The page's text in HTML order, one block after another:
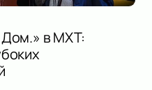
в МХТ: